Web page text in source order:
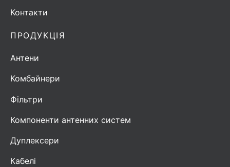
ПРОДУКЦІЯ
Антени
Комбайнери
Фільтри
Компоненти антенних систем
Дуплексери
Кабелі
Контакти